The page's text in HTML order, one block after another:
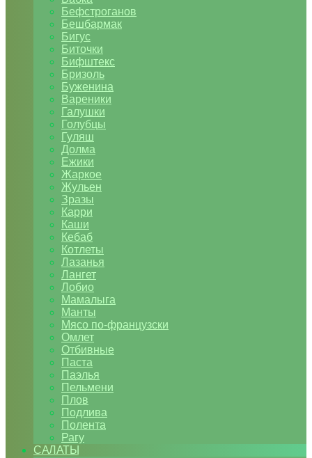
Бефстроганов
Бешбармак
Бигус
Биточки
Бифштекс
Бризоль
Буженина
Вареники
Галушки
Голубцы
Гуляш
Долма
Ежики
Жаркое
Жульен
Зразы
Карри
Каши
Кебаб
Котлеты
Лазанья
Лангет
Лобио
Мамалыга
Манты
Мясо по-французски
Омлет
Отбивные
Паста
Паэлья
Пельмени
Плов
Подлива
Полента
Рагу
САЛАТЫ